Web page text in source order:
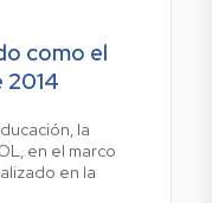
como el
2014
la
en el marco
en la